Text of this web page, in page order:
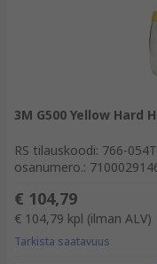
3M G500 Yellow
RS tilauskoodi: 766-054
osanumero.:
€ 104,79
€ 104,79 kpl (ilman ALV)
Tarkista saatavuus